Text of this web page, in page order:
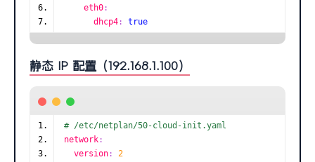
    eth0
:
      dhcp4
: true
静态 IP 配置（192.168.1.100）
# /etc/netplan/50-cloud-init.yaml
network:
  version
:
2